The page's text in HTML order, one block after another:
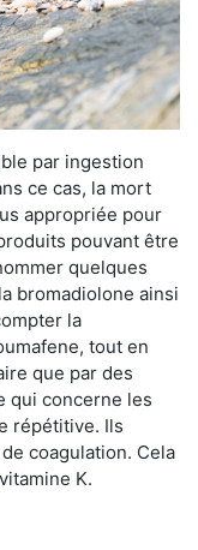
par ingestion
ce cas, la mort
appropriée pour
pouvant être
quelques
bromadiolone ainsi
la
tout en
que par des
qui concerne les
répétitive. Ils
coagulation. Cela
K.